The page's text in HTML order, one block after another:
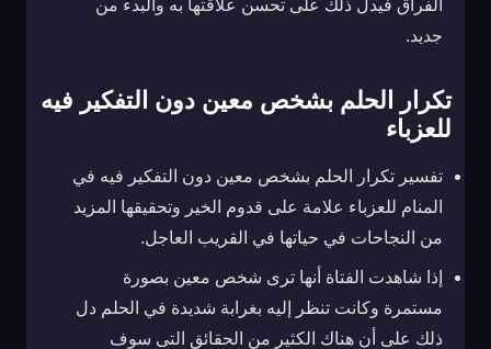
الفراق فيدل ذلك على تحسن علاقتها به والبدء من
جديد.
تكرار الحلم بشخص معين دون التفكير فيه
للعزباء
تفسير تكرار الحلم بشخص معين دون التفكير فيه في
المنام للعزباء علامة على قدوم الخير وتحقيقها المزيد
من النجاحات في حياتها في القريب العاجل.
إذا شاهدت الفتاة أنها ترى شخص معين بصورة
مستمرة وكانت تنظر إليه بغرابة شديدة في الحلم دل
ذلك على أن هناك الكثير من الحقائق التى سوف